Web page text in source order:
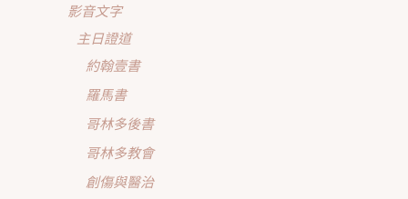
影音文字
主日證道
約翰壹書
羅馬書
哥林多後書
哥林多教會
創傷與醫治